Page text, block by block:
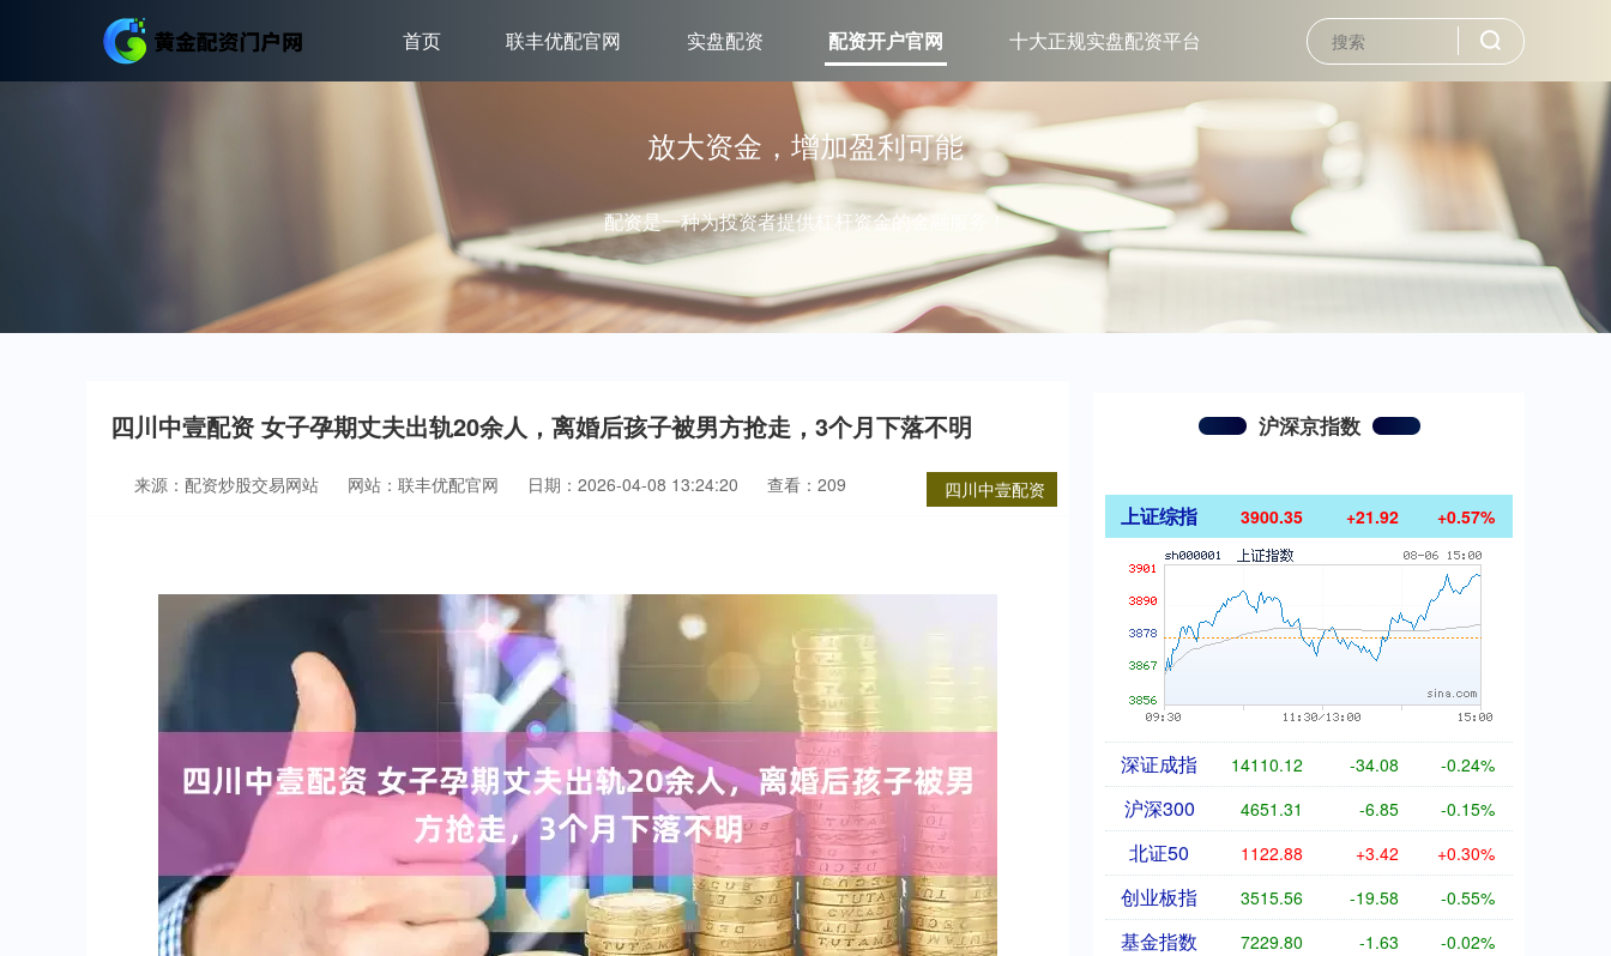
首页 联丰优配官网 实盘配资 配资开户官网 十大正规实盘配资平台
放大资金，增加盈利可能
配资是一种为投资者提供杠杆资金的金融服务！
四川中壹配资 女子孕期丈夫出轨20余人，离婚后孩子被男方抢走，3个月下落不明
四川中壹配资
来源：配资炒股交易网站 网站：联丰优配官网 日期：2026-04-08 13:24:20 查看：209
沪深京指数
上证综指 3900.35 +21.92 +0.57%
深证成指 14110.12 -34.08 -0.24%
沪深300 4651.31 -6.85 -0.15%
北证50 1122.88 +3.42 +0.30%
创业板指 3515.56 -19.58 -0.55%
基金指数 7229.80 -1.63 -0.02%